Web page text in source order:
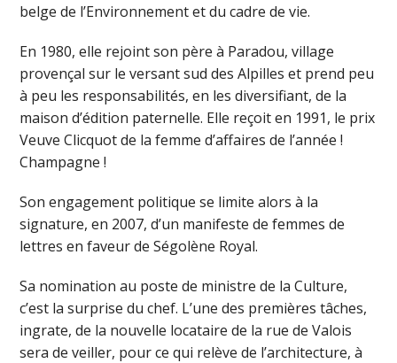
belge de l’Environnement et du cadre de vie.
En 1980, elle rejoint son père à Paradou, village
provençal sur le versant sud des Alpilles et prend peu
à peu les responsabilités, en les diversifiant, de la
maison d’édition paternelle. Elle reçoit en 1991, le prix
Veuve Clicquot de la femme d’affaires de l’année !
Champagne !
Son engagement politique se limite alors à la
signature, en 2007, d’un manifeste de femmes de
lettres en faveur de Ségolène Royal.
Sa nomination au poste de ministre de la Culture,
c’est la surprise du chef. L’une des premières tâches,
ingrate, de la nouvelle locataire de la rue de Valois
sera de veiller, pour ce qui relève de l’architecture, à